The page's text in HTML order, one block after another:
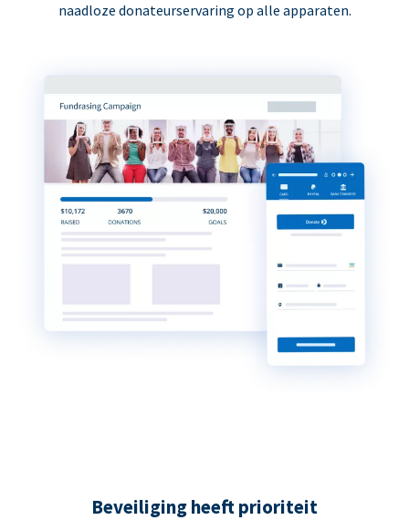
naadloze donateurservaring op alle apparaten.
Beveiliging heeft prioriteit